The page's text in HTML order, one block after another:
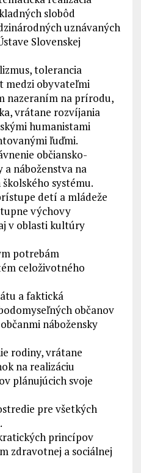
slobôd
uznávaných
Slovenskej
tolerancia
medzi obyvateľmi
nazeraním na prírodu,
vrátane rozvíjania
humanistami
ľuďmi.
občiansko-
náboženstva na
systému.
detí a mládeže
výchovy
v oblasti kultúry
potrebám
celoživotného
a faktická
občanov
nábožensky
rodiny, vrátane
na realizáciu
plánujúcich svoje
pre všetkých
princípov
zdravotnej a sociálnej